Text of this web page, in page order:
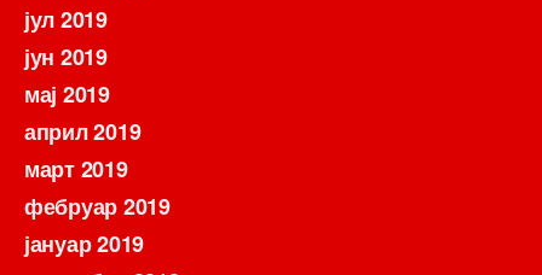
јул 2019
јун 2019
мај 2019
април 2019
март 2019
фебруар 2019
јануар 2019